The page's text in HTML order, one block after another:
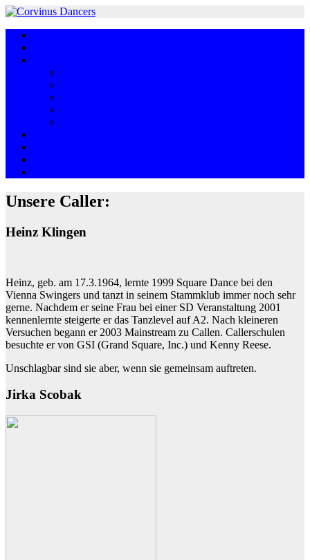
Skip
content
Unsere Caller:
Heinz Klingen
Heinz, geb. am 17.3.1964, lernte 1999 Square Dance bei den
Vienna Swingers und tanzt in seinem Stammklub immer noch sehr
gerne. Nachdem er seine Frau bei einer SD Veranstaltung 2001
kennenlernte steigerte er das Tanzlevel auf A2. Nach kleineren
Versuchen begann er 2003 Mainstream zu Callen. Callerschulen
besuchte er von GSI (Grand Square, Inc.) und Kenny Reese.
Unschlagbar sind sie aber, wenn sie gemeinsam auftreten.
Jirka Scobak